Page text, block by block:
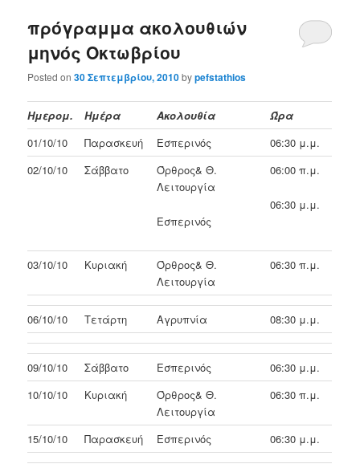
πρόγραμμα ακολουθιών
μηνός Οκτωβρίου
Posted on30 Σεπτεμβρίου, 2010bypefstathios
Ημερομ. Ημέρα Ακολουθία
Ώρα
01/10/10
Παρασκευή Εσπερινός
06:30 μ.μ.
02/10/10
Σάββατο
Όρθρος& Θ.
Λειτουργία
Εσπερινός
06:00 π.μ.
06:30 μ.μ.
03/10/10 Κυριακή
Όρθρος& Θ.
Λειτουργία
06:30 π.μ.
06/10/10 Τετάρτη Αγρυπνία 08:30 μ.μ.
09/10/10 Σάββατο Εσπερινός
06:30 μ.μ.
10/10/10
Κυριακή
Όρθρος& Θ.
Λειτουργία
06:30 π.μ.
15/10/10 Παρασκευή Εσπερινός 06:30 μ.μ.